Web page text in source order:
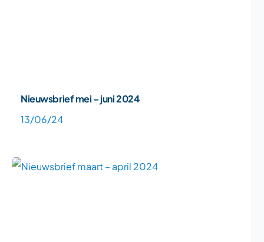
Nieuwsbrief mei – juni 2024
13/06/24